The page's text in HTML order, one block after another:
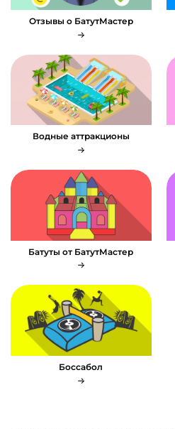
Отзывы о БатутМастер
Водные аттракционы
Батуты от БатутМастер
Боссабол